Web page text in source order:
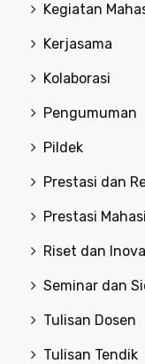
Kegiatan
Kerjasama
Kolaborasi
Pengumuman
Pildek
Prestasi dan
Prestasi
Riset dan
Seminar dan
Tulisan Dosen
Tulisan Tendik